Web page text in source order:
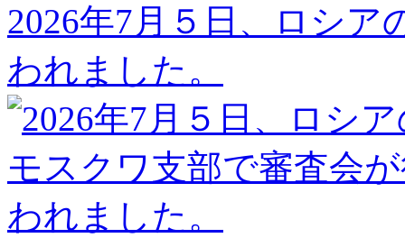
2026年7月５日、ロシア
われました。